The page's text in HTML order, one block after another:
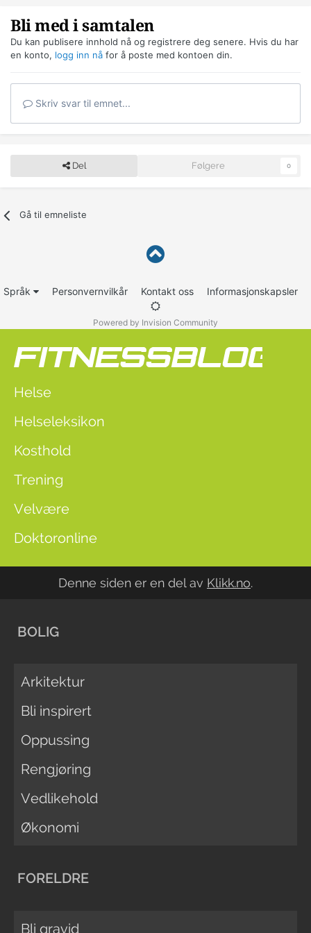
Bli med i samtalen
Du kan publisere innhold nå og registrere deg senere. Hvis du har
en konto, logg inn nå for å poste med kontoen din.
Skriv svar til emnet...
Del Følgere 0
Gå til emneliste
Språk Personvernvilkår Kontakt oss Informasjonskapsler
Powered by Invision Community
Helse
Helseleksikon
Kosthold
Trening
Velvære
Doktoronline
Denne siden er en del av Klikk.no.
BOLIG
Arkitektur
Bli inspirert
Oppussing
Rengjøring
Vedlikehold
Økonomi
FORELDRE
Bli gravid